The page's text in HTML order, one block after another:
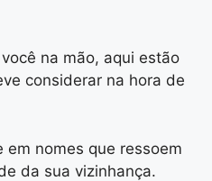
na mão, aqui estão
considerar na hora de
em nomes que ressoem
da sua vizinhança.